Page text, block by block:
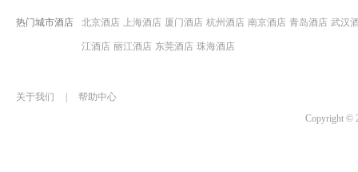
热门城市酒店 北京酒店 上海酒店 厦门酒店 杭州酒店 南京酒店 青岛酒店 武汉
江酒店 丽江酒店 东莞酒店 珠海酒店
关于我们
帮助中心
Copyright ©